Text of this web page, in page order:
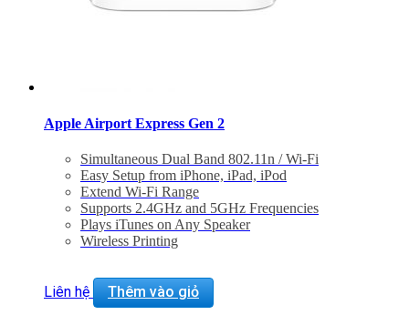
Apple Airport Express Gen 2
Simultaneous Dual Band 802.11n / Wi-Fi
Easy Setup from iPhone, iPad, iPod
Extend Wi-Fi Range
Supports 2.4GHz and 5GHz Frequencies
Plays iTunes on Any Speaker
Wireless Printing
Liên hệ Thêm vào giỏ